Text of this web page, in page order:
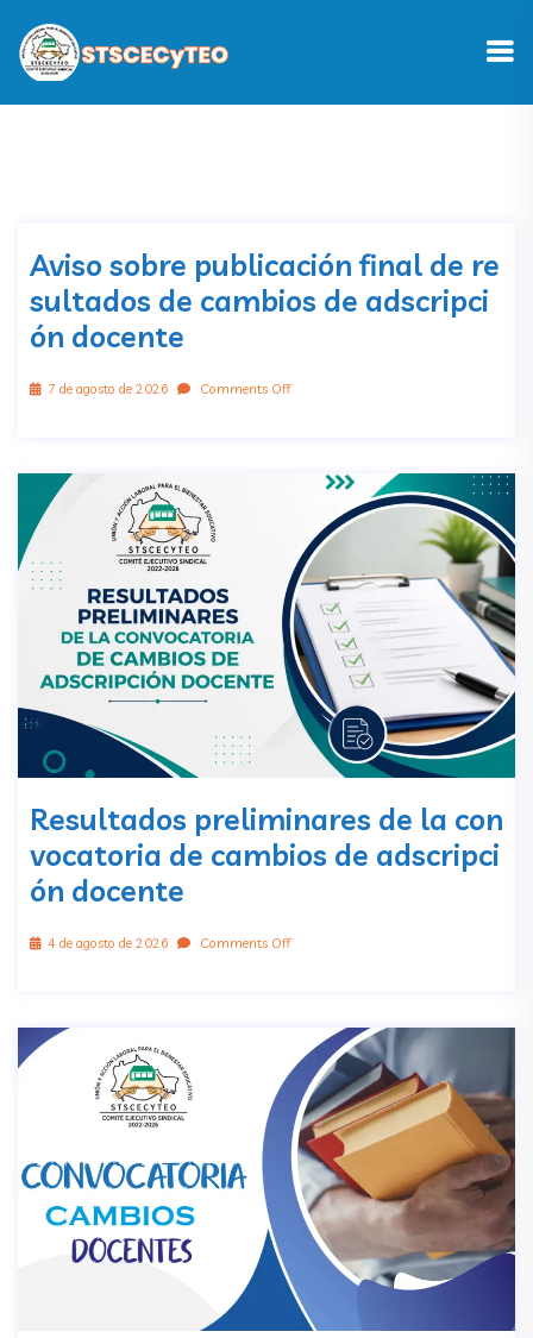
Aviso sobre publicación final de re
sultados de cambios de adscripci
ón docente
7 de agosto de 2026 Comments Off
Resultados preliminares de la con
vocatoria de cambios de adscripci
ón docente
4 de agosto de 2026 Comments Off